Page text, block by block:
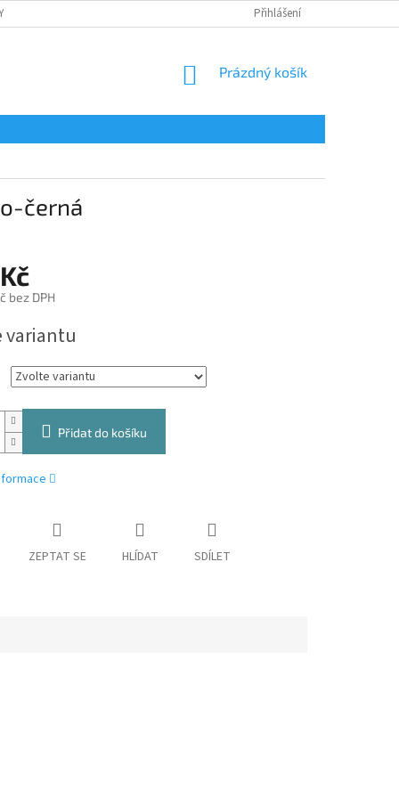
REKLAMAČNÍ ŘÁD
Přihlášení
NÁKUPNÍ
Prázdný košík
černá
bez DPH
variantu
Přidat do košíku
ZEPTAT SE HLÍDAT SDÍLET